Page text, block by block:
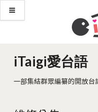
iTaigi愛台語
一部集結群眾編纂的開放台